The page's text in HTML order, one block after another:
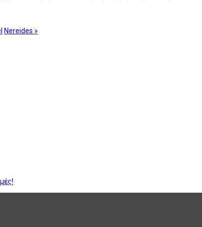
Nereides »